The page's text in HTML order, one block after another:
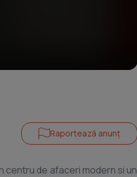
Raportează anunț
centru de afaceri modern si un